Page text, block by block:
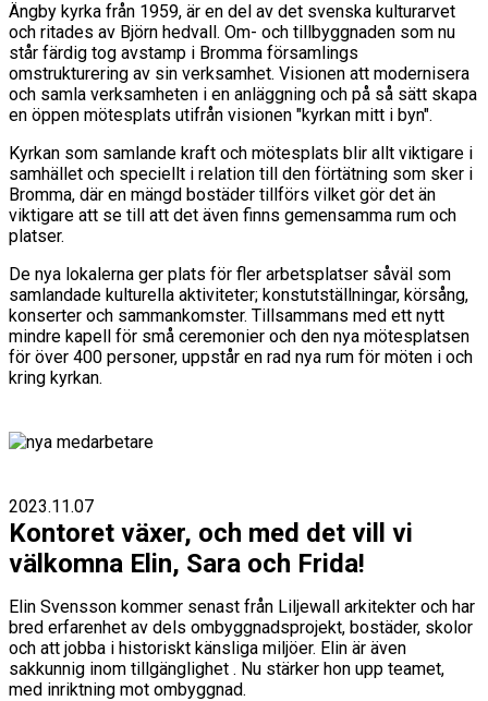
Ängby kyrka från 1959, är en del av det svenska kulturarvet
och ritades av Björn hedvall. Om- och tillbyggnaden som nu
står färdig tog avstamp i Bromma församlings
omstrukturering av sin verksamhet. Visionen att modernisera
och samla verksamheten i en anläggning och på så sätt skapa
en öppen mötesplats utifrån visionen "kyrkan mitt i byn".
Kyrkan som samlande kraft och mötesplats blir allt viktigare i
samhället och speciellt i relation till den förtätning som sker i
Bromma, där en mängd bostäder tillförs vilket gör det än
viktigare att se till att det även finns gemensamma rum och
platser.
De nya lokalerna ger plats för fler arbetsplatser såväl som
samlandade kulturella aktiviteter; konstutställningar, körsång,
konserter och sammankomster. Tillsammans med ett nytt
mindre kapell för små ceremonier och den nya mötesplatsen
för över 400 personer, uppstår en rad nya rum för möten i och
kring kyrkan.
2023.11.07
Kontoret växer, och med det vill vi
välkomna Elin, Sara och Frida!
Elin Svensson kommer senast från Liljewall arkitekter och har
bred erfarenhet av dels ombyggnadsprojekt, bostäder, skolor
och att jobba i historiskt känsliga miljöer. Elin är även
sakkunnig inom tillgänglighet . Nu stärker hon upp teamet,
med inriktning mot ombyggnad.